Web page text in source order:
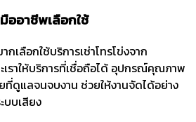
ออาชีพเลือกใช้
เลือกใช้บริการเช่าโทรโข่งจาก
เราให้บริการที่เชื่อถือได้ อุปกรณ์คุณภาพ
ที่ดูแลจนจบงาน ช่วยให้งานจัดได้อย่าง
บบเสียง